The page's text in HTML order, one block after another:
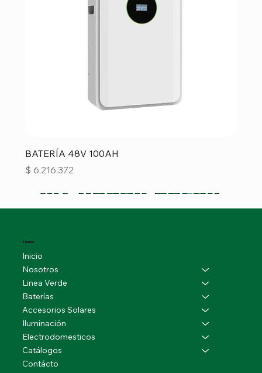
BATERÍA 48V 100AH
Precio
$ 6.216.372
Tienda
Inicio
Nosotros
Linea Verde
Baterías
Accesorios Solares
Iluminación
Electrodomesticos
Catálogos
Contácto